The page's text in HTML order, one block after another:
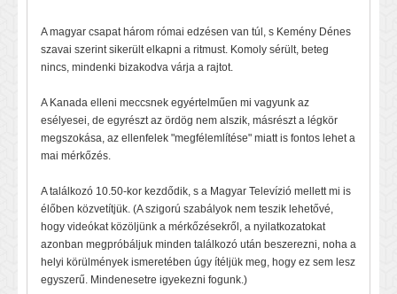
A magyar csapat három római edzésen van túl, s Kemény Dénes
szavai szerint sikerült elkapni a ritmust. Komoly sérült, beteg
nincs, mindenki bizakodva várja a rajtot.
A Kanada elleni meccsnek egyértelműen mi vagyunk az
esélyesei, de egyrészt az ördög nem alszik, másrészt a légkör
megszokása, az ellenfelek "megfélemlítése" miatt is fontos lehet a
mai mérkőzés.
A találkozó 10.50-kor kezdődik, s a Magyar Televízió mellett mi is
élőben közvetítjük. (A szigorú szabályok nem teszik lehetővé,
hogy videókat közöljünk a mérkőzésekről, a nyilatkozatokat
azonban megpróbáljuk minden találkozó után beszerezni, noha a
helyi körülmények ismeretében úgy ítéljük meg, hogy ez sem lesz
egyszerű. Mindenesetre igyekezni fogunk.)